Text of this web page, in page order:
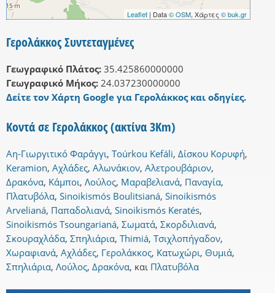
Leaflet | Data© OSM, Χάρτες © buk.gr
Γερολάκκος Συντεταγμένες
Γεωγραφικό Πλάτος: 35.425860000000
Γεωγραφικό Μήκος: 24.037230000000
Δείτε τον Χάρτη Google για Γερολάκκος και οδηγίες.
Κοντά σε Γερολάκκος (ακτίνα 3Km)
Αη-Γιωργιτικό Φαράγγι, Toúrkou Kefáli, Δίσκου Κορυφή,
Keramion, Αχλάδες, Αλωνάκιον, Αλετρουβάριον,
Δρακόνα, Κάμποι, Λούλος, Μαραβελιανά, Παναγία,
Πλατυβόλα, Sinoikismós Boulitsianá, Sinoikismós
Arvelianá, Παπαδολιανά, Sinoikismós Keratés,
Sinoikismós Tsoungarianá, Σωματά, Σκορδιλιανά,
Σκουραχλάδα, Σπηλιάρια, Thimiá, Τσιχλοπήγαδον,
Χωραφιανά, Αχλάδες, Γερολάκκος, Κατωχώρι, Θυμιά,
Σπηλιάρια, Λούλος, Δρακόνα, και Πλατυβόλα